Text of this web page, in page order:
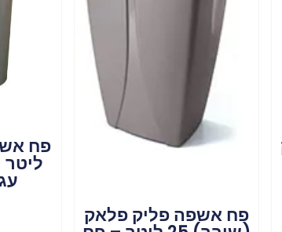
פח אשפה פליק פלאק